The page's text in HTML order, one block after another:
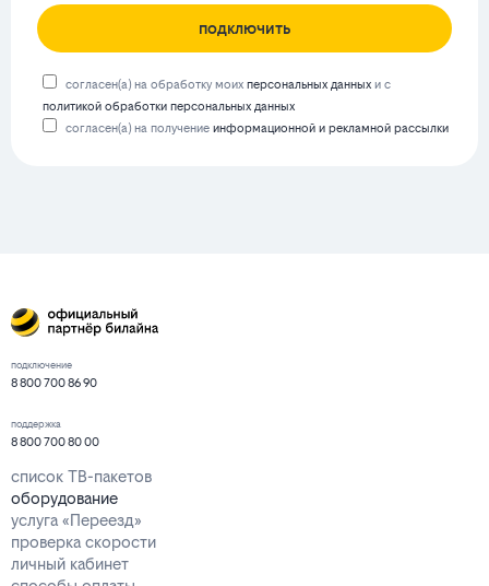
подключить
согласен(а) на обработку моих персональных данных и с
политикой обработки персональных данных
согласен(а) на получение информационной и рекламной рассылки
подключение
8 800 700 86 90
поддержка
8 800 700 80 00
список ТВ-пакетов
оборудование
услуга «Переезд»
проверка скорости
личный кабинет